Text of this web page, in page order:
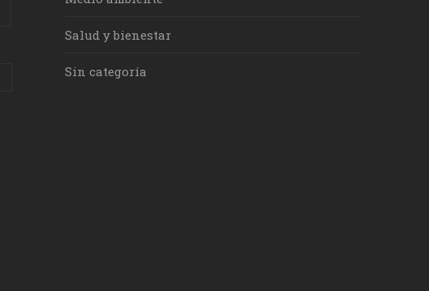
Salud y bienestar
Sin categoría